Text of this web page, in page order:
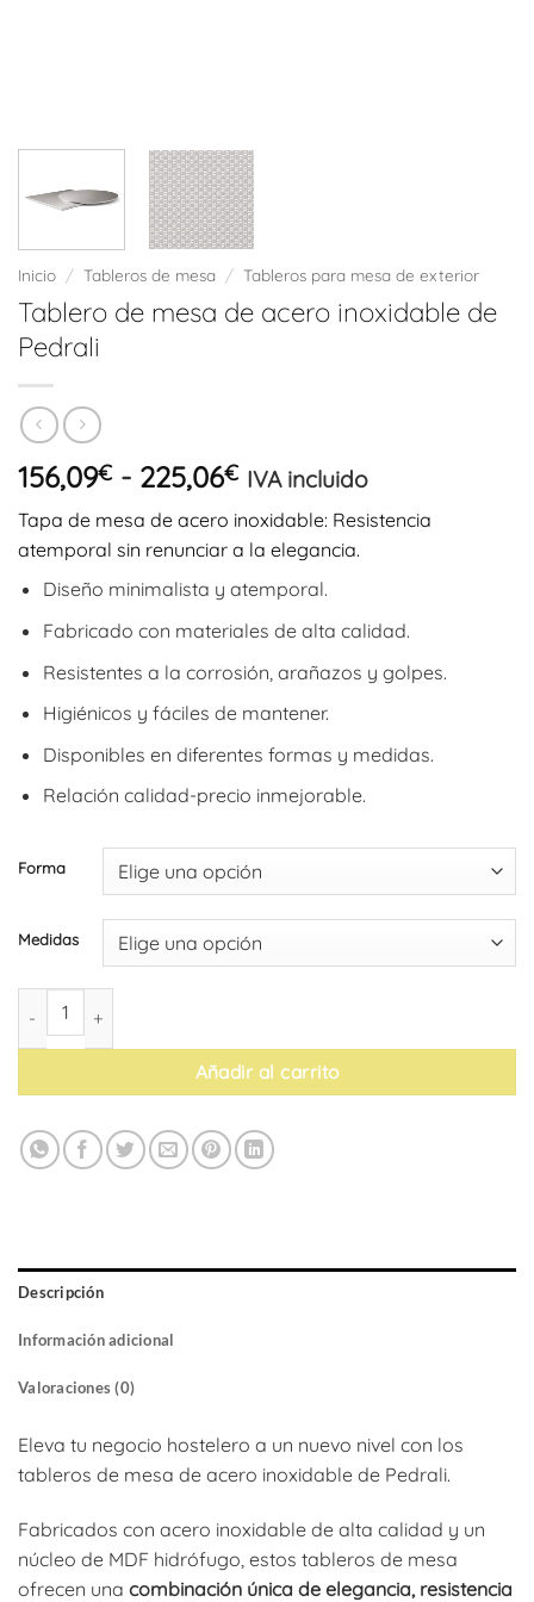
Inicio / Tableros de mesa / Tableros para mesa de exterior
Tablero de mesa de acero inoxidable de
Pedrali
156,09€ - 225,06€Rango
de
precios:
desde
156,09€
hasta
225,06€
IVA incluido
Tapa de mesa de acero inoxidable: Resistencia
atemporal sin renunciar a la elegancia.
Diseño minimalista y atemporal.
Fabricado con materiales de alta calidad.
Resistentes a la corrosión, arañazos y golpes.
Higiénicos y fáciles de mantener.
Disponibles en diferentes formas y medidas.
Relación calidad-precio inmejorable.
Forma
Medidas
Tablero de mesa de acero inoxidable de Pedrali cantidad
Añadir al carrito
Descripción
Información adicional
Valoraciones (0)
Eleva tu negocio hostelero a un nuevo nivel con los
tableros de mesa de acero inoxidable de Pedrali.
Fabricados con acero inoxidable de alta calidad y un
núcleo de MDF hidrófugo, estos tableros de mesa
ofrecen una combinación única de elegancia, resistencia